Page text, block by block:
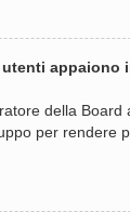
appaiono
della Board
per rendere